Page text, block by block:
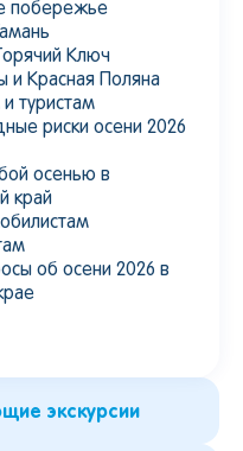
побережье
Ключ
и Красная Поляна
туристам
риски осени 2026
осенью в
край
об осени 2026 в
экскурсии